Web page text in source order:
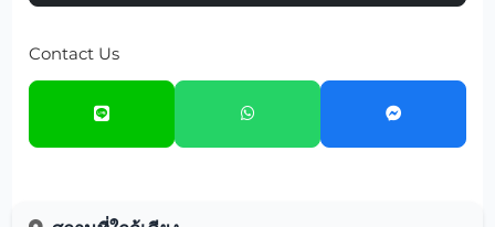
Contact Us